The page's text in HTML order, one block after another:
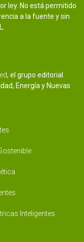
ley. No está permitido
a la fuente y sin
, el grupo editorial
Energía y Nuevas
Inteligentes